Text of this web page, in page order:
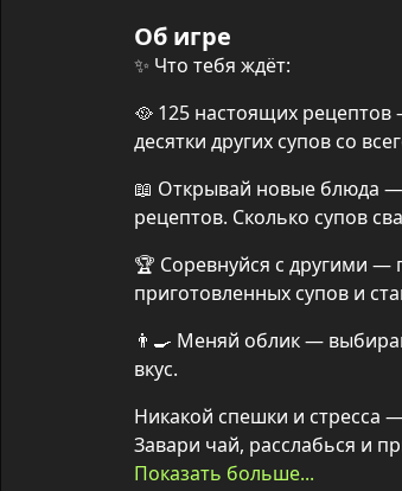
Об игре
✨ Что тебя ждёт:
🥘 125 настоящих
десятки других супов со
📖 Открывай новые блюда
рецептов. Сколько супов
🏆 Соревнуйся с другими —
приготовленных супов и
👨‍🍳 Меняй облик —
вкус.
Никакой спешки и стресса
Показать больше...